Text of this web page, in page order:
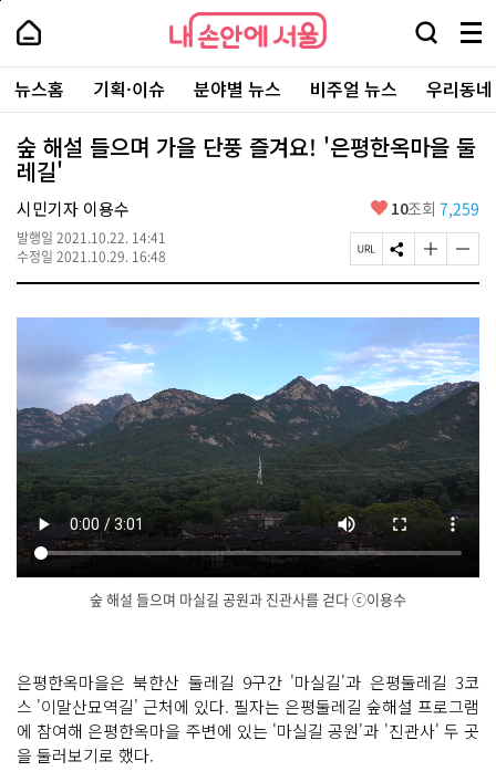
본
로
가
내
손
안
에
서
울
-
서
울
시
대
표
소
통
포
내
손
에
울
검
창
열
기
메
뉴
전
체
보
기
주
요
서
뉴스홈 기획·이슈 분야별 뉴스 비주얼 뉴스 우리동
숲 해설 들으며 가을 단풍 즐겨요! '은평한옥마을 둘
레길'
시민기자 이용수
발행일 2021.10.22. 14:41
수정일 2021.10.29. 16:48
좋
요
10조회 7,259
페
이
U
L
복
사
S
N
공
하
기
글
자
기
게
변
경
하
기
글
자
기
작
게
변
경
하
숲 해설 들으며 마실길 공원과 진관사를 걷다 ⓒ이용수
은평한옥마을은 북한산 둘레길 9구간 '마실길'과 은평둘레길 3코
스 '이말산묘역길' 근처에 있다. 필자는 은평둘레길 숲해설 프로그램
에 참여해 은평한옥마을 주변에 있는 '마실길 공원'과 '진관사' 두 곳
을 둘러보기로 했다.
페
상
단
로